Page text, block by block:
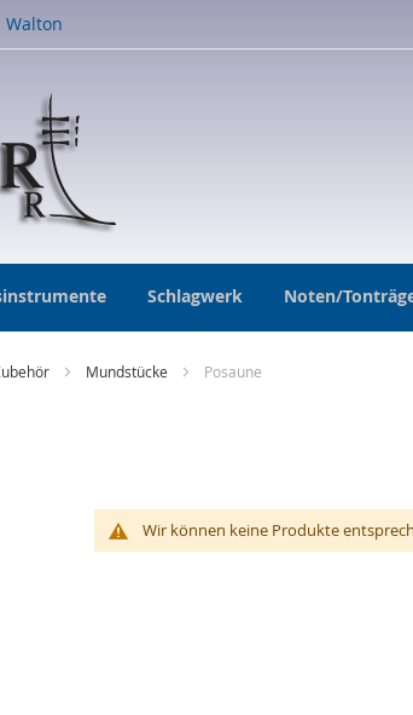
Walton
Schlagwerk Noten/
Mundstücke Posaune
Wir können keine Produkte